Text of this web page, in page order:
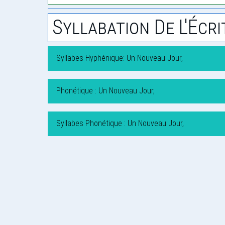
Syllabation De
Syllabes Hyphénique: Un Nouveau Jour,
Phonétique : Un Nouveau Jour,
Syllabes Phonétique : Un Nouveau Jour,